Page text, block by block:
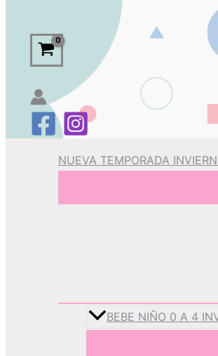
NUEVA TEMPORADA
BEBE NIÑO 0 A 4